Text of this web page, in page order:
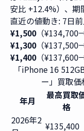
安比 +12.4%）、期
直近の値動き: 7日
¥1,500 （
¥1,300 （
¥1,400 （
「iPhone 16
ー」買取価
年月
最高買取
格
2026年2 ¥135,400